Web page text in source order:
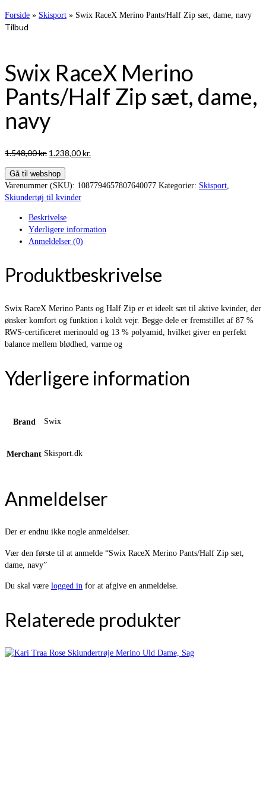
Forside » Skisport » Swix RaceX Merino Pants/Half Zip sæt, dame, navy
Tilbud
Swix RaceX Merino
Pants/Half Zip sæt, dame,
navy
1.548,00kr. Den
pris
var:
1.548,00 kr..
1.238,00kr.
er:
Gå til webshop
Varenummer (SKU): 1087794657807640077 Kategorier: Skisport
Skiundertøj til kvinder
Beskrivelse
Yderligere information
Anmeldelser (0)
Produktbeskrivelse
Swix RaceX Merino Pants og Half Zip er et ideelt sæt til aktive kvinder, der
ønsker komfort og funktion i koldt vejr. Begge dele er fremstillet af 87 %
RWS-certificeret merinould og 13 % polyamid, hvilket giver en perfekt
balance mellem blødhed, varme og
Yderligere information
Brand Swix
Merchant Skisport.dk
Anmeldelser
Der er endnu ikke nogle anmeldelser.
Vær den første til at anmelde “Swix RaceX Merino Pants/Half Zip sæt,
dame, navy”
Du skal være logged in for at afgive en anmeldelse.
Relaterede produkter